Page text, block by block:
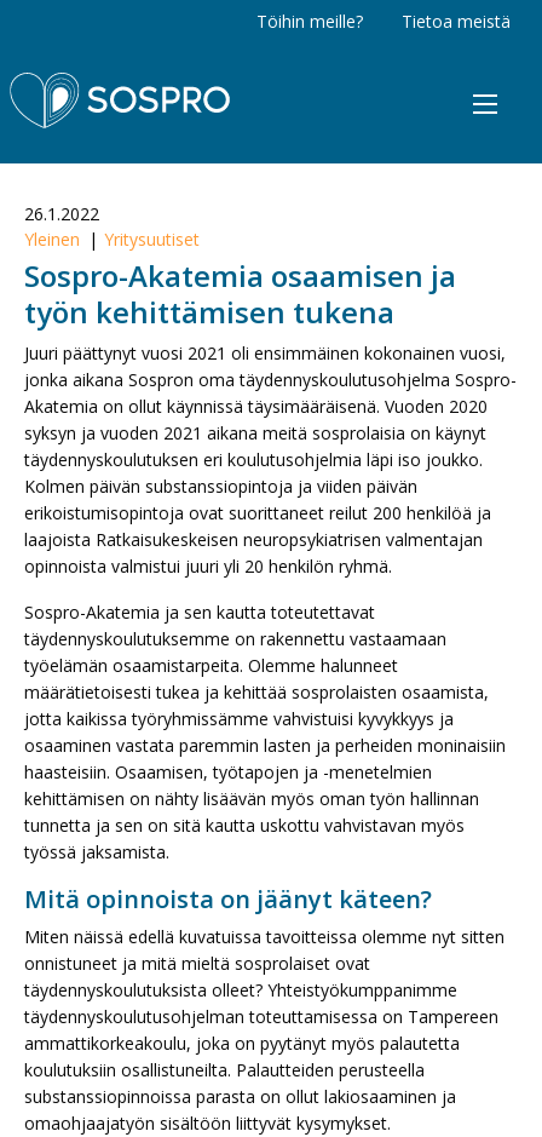
Tietoa meistä
Töihin meille?
Sospro
26.1.2022
Yleinen
Yritysuutiset
Sospro-Akatemia osaamisen ja
työn kehittämisen tukena
Juuri päättynyt vuosi 2021 oli ensimmäinen kokonainen vuosi,
jonka aikana Sospron oma täydennyskoulutusohjelma Sospro-
Akatemia on ollut käynnissä täysimääräisenä. Vuoden 2020
syksyn ja vuoden 2021 aikana meitä sosprolaisia on käynyt
täydennyskoulutuksen eri koulutusohjelmia läpi iso joukko.
Kolmen päivän substanssiopintoja ja viiden päivän
erikoistumisopintoja ovat suorittaneet reilut 200 henkilöä ja
laajoista Ratkaisukeskeisen neuropsykiatrisen valmentajan
opinnoista valmistui juuri yli 20 henkilön ryhmä.
Sospro-Akatemia ja sen kautta toteutettavat
täydennyskoulutuksemme on rakennettu vastaamaan
työelämän osaamistarpeita. Olemme halunneet
määrätietoisesti tukea ja kehittää sosprolaisten osaamista,
jotta kaikissa työryhmissämme vahvistuisi kyvykkyys ja
osaaminen vastata paremmin lasten ja perheiden moninaisiin
haasteisiin. Osaamisen, työtapojen ja -menetelmien
kehittämisen on nähty lisäävän myös oman työn hallinnan
tunnetta ja sen on sitä kautta uskottu vahvistavan myös
työssä jaksamista.
Mitä opinnoista on jäänyt käteen?
Miten näissä edellä kuvatuissa tavoitteissa olemme nyt sitten
onnistuneet ja mitä mieltä sosprolaiset ovat
täydennyskoulutuksista olleet? Yhteistyökumppanimme
täydennyskoulutusohjelman toteuttamisessa on Tampereen
ammattikorkeakoulu, joka on pyytänyt myös palautetta
koulutuksiin osallistuneilta. Palautteiden perusteella
substanssiopinnoissa parasta on ollut lakiosaaminen ja
omaohjaajatyön sisältöön liittyvät kysymykset.